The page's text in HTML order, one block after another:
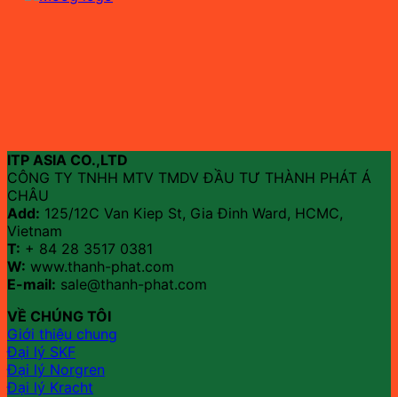
ITP ASIA CO.,LTD
CÔNG TY TNHH MTV TMDV ĐẦU TƯ THÀNH PHÁT Á
CHÂU
Add: 125/12C Van Kiep St, Gia Đinh Ward, HCMC,
Vietnam
T: + 84 28 3517 0381
W: www.thanh-phat.com
E-mail: sale@thanh-phat.com
VỀ CHÚNG TÔI
Giới thiệu chung
Đại lý SKF
Đại lý Norgren
Đại lý Kracht